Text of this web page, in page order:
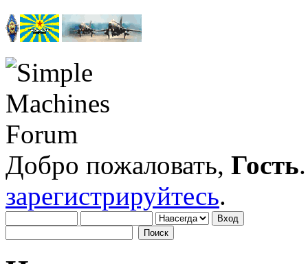
Добро пожаловать, Гость
зарегистрируйтесь.